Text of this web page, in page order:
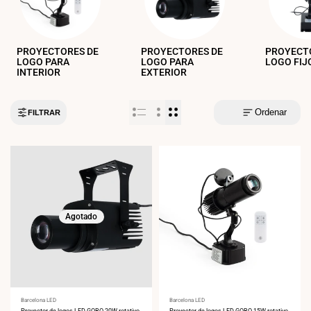
PROYECTORES DE
LOGO PARA
INTERIOR
PROYECTORES DE
LOGO PARA
EXTERIOR
LOGO
FILTRAR Ordenar
Agotado
Proveedor:
Barcelona LED Proveedor:
Barcelona LED